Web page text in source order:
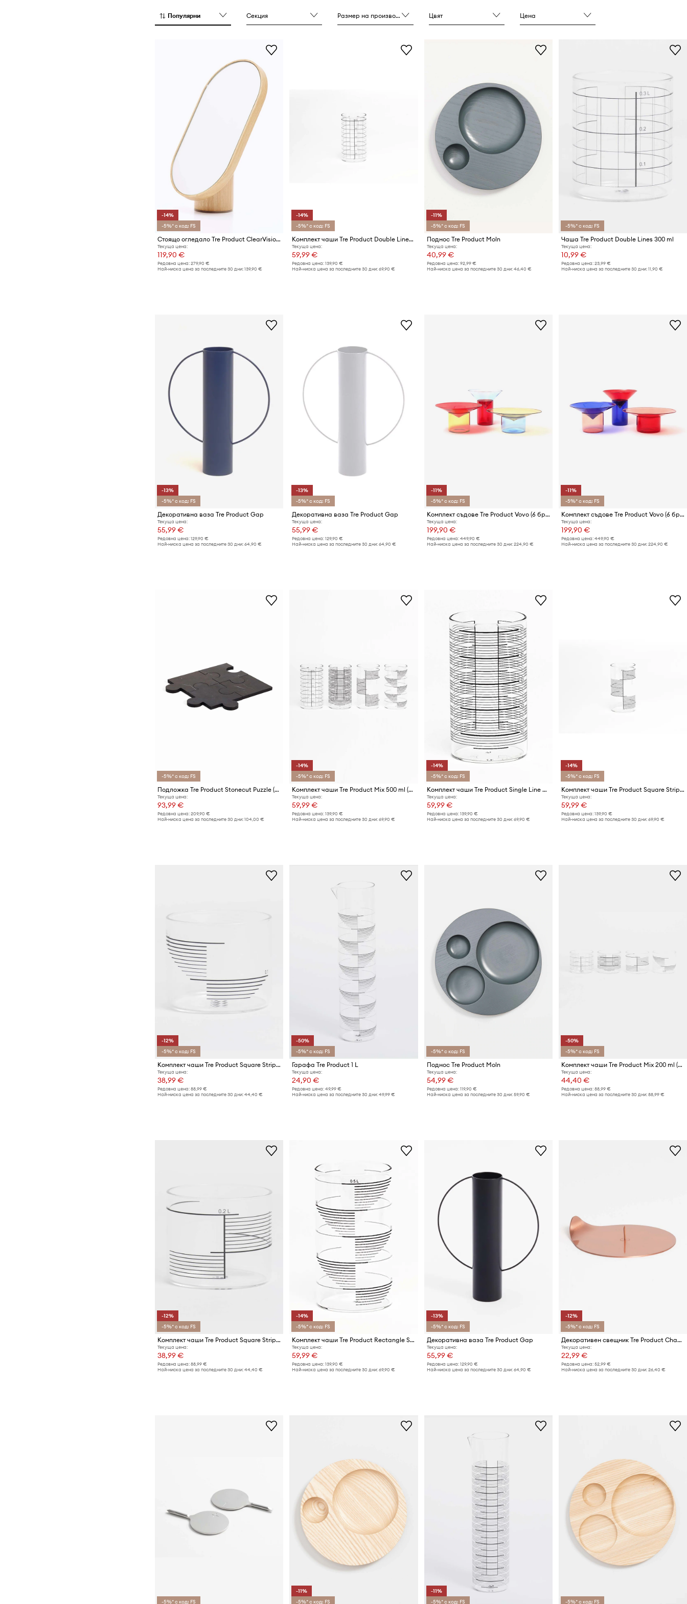
Популярни Секция Размер на производителя Цвят Цена
-14%
-5%* с код: FS
Стоящо огледало Tre Product ClearVision Woodturn
Текуща цена:
119,90 €
Редовна цена: 279,90 €
Най-ниска цена за последните 30 дни: 139,90 €
-14%
-5%* с код: FS
Комплект чаши Tre Product Double Lines 500 ml (4 броя)
Текуща цена:
59,99 €
Редовна цена: 139,90 €
Най-ниска цена за последните 30 дни: 69,90 €
-11%
-5%* с код: FS
Поднос Tre Product Moln
Текуща цена:
40,99 €
Редовна цена: 92,99 €
Най-ниска цена за последните 30 дни: 46,40 €
-5%* с код: FS
Чаша Tre Product Double Lines 300 ml
Текуща цена:
10,99 €
Редовна цена: 23,99 €
Най-ниска цена за последните 30 дни: 11,90 €
-13%
-5%* с код: FS
Декоративна ваза Tre Product Gap
Текуща цена:
55,99 €
Редовна цена: 129,90 €
Най-ниска цена за последните 30 дни: 64,90 €
-13%
-5%* с код: FS
Декоративна ваза Tre Product Gap
Текуща цена:
55,99 €
Редовна цена: 129,90 €
Най-ниска цена за последните 30 дни: 64,90 €
-11%
-5%* с код: FS
Комплект съдове Tre Product Vovo (6 броя)
Текуща цена:
199,90 €
Редовна цена: 449,90 €
Най-ниска цена за последните 30 дни: 224,90 €
-11%
-5%* с код: FS
Комплект съдове Tre Product Vovo (6 броя)
Текуща цена:
199,90 €
Редовна цена: 449,90 €
Най-ниска цена за последните 30 дни: 224,90 €
-5%* с код: FS
Подложка Tre Product Stonecut Puzzle (4 броя)
Текуща цена:
93,99 €
Редовна цена: 209,90 €
Най-ниска цена за последните 30 дни: 104,00 €
-14%
-5%* с код: FS
Комплект чаши Tre Product Mix 500 ml (4 броя)
Текуща цена:
59,99 €
Редовна цена: 139,90 €
Най-ниска цена за последните 30 дни: 69,90 €
-14%
-5%* с код: FS
Комплект чаши Tre Product Single Line 500 ml (4 броя)
Текуща цена:
59,99 €
Редовна цена: 139,90 €
Най-ниска цена за последните 30 дни: 69,90 €
-14%
-5%* с код: FS
Комплект чаши Tre Product Square Stripes 500 ml (4 броя)
Текуща цена:
59,99 €
Редовна цена: 139,90 €
Най-ниска цена за последните 30 дни: 69,90 €
-12%
-5%* с код: FS
Комплект чаши Tre Product Square Stripes 200 ml (4 броя)
Текуща цена:
38,99 €
Редовна цена: 88,99 €
Най-ниска цена за последните 30 дни: 44,40 €
-50%
-5%* с код: FS
Гарафа Tre Product 1 L
Текуща цена:
24,90 €
Редовна цена: 49,99 €
Най-ниска цена за последните 30 дни: 49,99 €
-5%* с код: FS
Поднос Tre Product Moln
Текуща цена:
54,99 €
Редовна цена: 119,90 €
Най-ниска цена за последните 30 дни: 59,90 €
-50%
-5%* с код: FS
Комплект чаши Tre Product Mix 200 ml (4 броя)
Текуща цена:
44,40 €
Редовна цена: 88,99 €
Най-ниска цена за последните 30 дни: 88,99 €
-12%
-5%* с код: FS
Комплект чаши Tre Product Square Stripes 200 ml (4 броя)
Текуща цена:
38,99 €
Редовна цена: 88,99 €
Най-ниска цена за последните 30 дни: 44,40 €
-14%
-5%* с код: FS
Комплект чаши Tre Product Rectangle Stripes 500 ml (4 броя)
Текуща цена:
59,99 €
Редовна цена: 139,90 €
Най-ниска цена за последните 30 дни: 69,90 €
-13%
-5%* с код: FS
Декоративна ваза Tre Product Gap
Текуща цена:
55,99 €
Редовна цена: 129,90 €
Най-ниска цена за последните 30 дни: 64,90 €
-12%
-5%* с код: FS
Декоративен свещник Tre Product Chamber
Текуща цена:
22,99 €
Редовна цена: 52,99 €
Най-ниска цена за последните 30 дни: 26,40 €
-5%* с код: FS
-11%
-5%* с код: FS
-11%
-5%* с код: FS
-5%* с код: FS